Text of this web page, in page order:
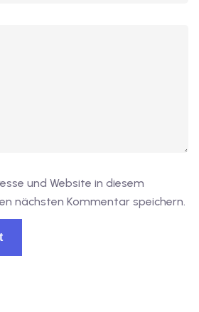
und Website in diesem
nächsten Kommentar speichern.